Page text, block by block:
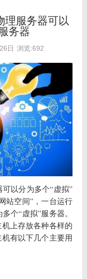
理服务器可以
务器
日 浏览:692
以分为多个“虚拟”
站空间”，一台运行
个“虚拟”服务器。
上存放各种各样的
有以下几个主要用